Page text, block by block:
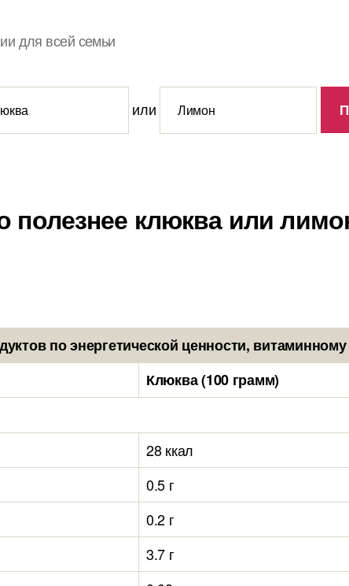
для всей семьи
или
полезнее клюква или
по энергетической ценности,
Клюква (100 грамм)
28 ккал
0.5 г
0.2 г
3.7 г